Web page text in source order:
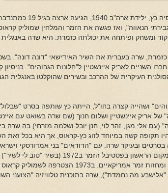
הנאווה", ואז פגשה את הזמר והמלחין שמוליק
ומשחק ופיתחה את יכולתה כזמרת. היא שרה באנגלית
כזמרת, שרה בעברית את השיר האידישאי "דונה דונה".
בצמד עם קראוס עד שב1967 חברו השניים לאריק איינשטיין ל"חלונות
העיקרית של ההרכב ובשירים שהוקלטו באנגלית
ושהייה קצרה בחו"ל, הייתה כץ שותפה בסרט
של אריק איינשטיין ושלום חנוך (שם שרה בשואט עם
(עם אלי מגן, זהר לוי, חנן יובל ושלמה מזרחי) בה שרה
תקופה קשה במיוחד לזוג כץ-קראוס, אך היא בכל זאת
ובעיקר שרה. עם "הדודאים" בני אמדורסקי
"הטוב הרע והנערה" שזכתה במקום הראשון
גרסאות בעברית לשירי סרטים ומחזות זמר
מה נחמדת"), שרה בתוכנית טלוויזיה "הצועני